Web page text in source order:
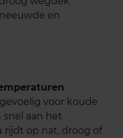
en
voor koude
aan het
rijdt op nat, droog of